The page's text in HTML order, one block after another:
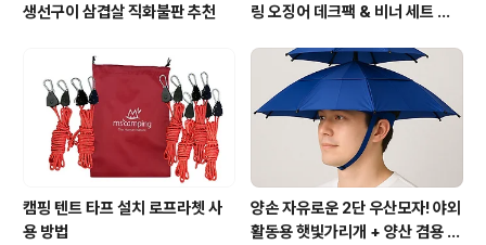
생선구이 삼겹살 직화불판 추천
링 오징어 데크팩 & 비너 세트 활
캠핑 텐트 타프 설치 로프라쳇 사
용 방법
양손 자유로운 2단 우산모자! 야외
활동용 햇빛가리개 + 양산 겸용 꿀